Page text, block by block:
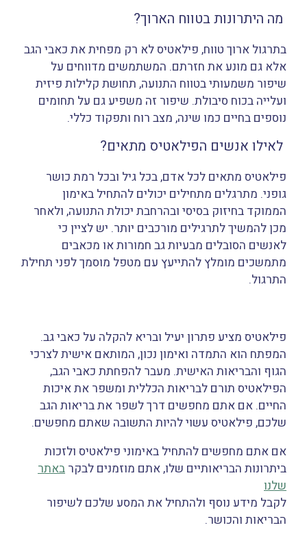
מה היתרונות בטווח הארוך?
בתרגול ארוך טווח, פילאטיס לא רק מפחית את כאבי הגב
אלא גם מונע את חזרתם. המשתמשים מדווחים על
שיפור משמעותי בטווח התנועה, תחושת קלילות פיזית
ועלייה בכוח סיבולת. שיפור זה משפיע גם על תחומים
נוספים בחיים כמו שינה, מצב רוח ותפקוד כללי.
לאילו אנשים הפילאטיס מתאים?
פילאטיס מתאים לכל אדם, בכל גיל ובכל רמת כושר
גופני. מתרגלים מתחילים יכולים להתחיל באימון
הממוקד בחיזוק בסיסי ובהרחבת יכולת התנועה, ולאחר
מכן להמשיך לתרגילים מורכבים יותר. יש לציין כי
לאנשים הסובלים מבעיות גב חמורות או מכאבים
מתמשכים מומלץ להתייעץ עם מטפל מוסמך לפני תחילת
התרגול.
פילאטיס מציע פתרון יעיל ובריא להקלה על כאבי גב.
המפתח הוא התמדה ואימון נכון, המותאם אישית לצרכי
הגוף והבריאות האישית. מעבר להפחתת כאבי הגב,
הפילאטיס תורם לבריאות הכללית ומשפר את איכות
החיים. אם אתם מחפשים דרך לשפר את בריאות הגב
שלכם, פילאטיס עשוי להיות התשובה שאתם מחפשים.
אם אתם מחפשים להתחיל באימוני פילאטיס ולזכות
ביתרונות הבריאותיים שלו, אתם מוזמנים לבקר באתר
שלנו
לקבל מידע נוסף ולהתחיל את המסע שלכם לשיפור
הבריאות והכושר.